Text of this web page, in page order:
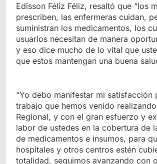
Edisson Féliz Féliz, resaltó que “los
prescriben, las enfermeras cuidan,
suministran los medicamentos, los
usuarios necesitan de manera
y eso dice mucho de lo vital que
que estos mantengan una buena
“Yo debo manifestar mi satisfacción
trabajo que hemos venido
Regional, y con el gran esfuerzo y
labor de ustedes en la cobertura de
de medicamentos e insumos, para
hospitales y otros centros estén
totalidad, seguimos avanzando con